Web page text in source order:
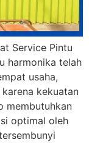
Service Pintu
harmonika telah
usaha,
kekuatan
membutuhkan
optimal oleh